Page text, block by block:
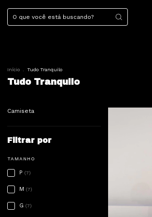
Início Tudo Tranquilo
Tudo Tranquilo
Camiseta
Filtrar por
TAMANHO
P (7)
M (7)
G (7)